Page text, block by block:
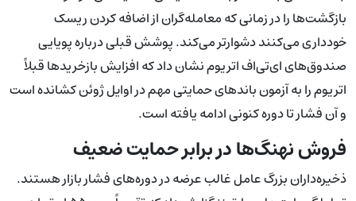
بازگشت‌ها را در زمانی که معامله‌گران از اضافه کردن ریسک
خودداری می‌کنند دشوارتر می‌کند. پوشش قبلی درباره پویایی
صندوق‌های ای‌تی‌اف اتریوم نشان داد که افزایش بازخریدها قبلاً
اتریوم را به آزمون باندهای حمایتی مهم در اوایل ژوئن کشانده است
و آن فشار تا دوره کنونی ادامه یافته است.
فروش نهنگ‌ها در برابر حمایت ضعیف
ذخیره‌داران بزرگ عامل غالب عرضه در دوره‌های فشار بازار هستند.